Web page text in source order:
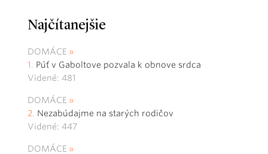
Najčítanejšie
DOMÁCE
Púť v Gaboltove pozvala k obnove srdca
Videné: 481
DOMÁCE
Nezabúdajme na starých rodičov
Videné: 447
DOMÁCE